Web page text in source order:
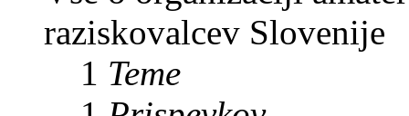
raziskovalcev Slovenije
1 Teme